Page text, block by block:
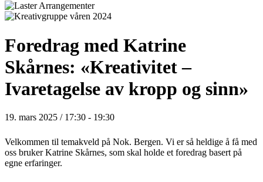
Foredrag med Katrine
Skårnes: «Kreativitet –
Ivaretagelse av kropp og sinn»
19. mars 2025 / 17:30 - 19:30
Velkommen til temakveld på Nok. Bergen. Vi er så heldige å få med
oss bruker Katrine Skårnes, som skal holde et foredrag basert på
egne erfaringer.